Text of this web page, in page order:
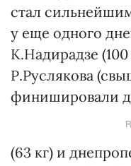
стал
у еще одного
К.Надирадзе
Р.Руслякова
финишировали
(63 кг) и